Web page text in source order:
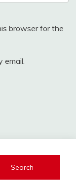
browser for the
email.
Search